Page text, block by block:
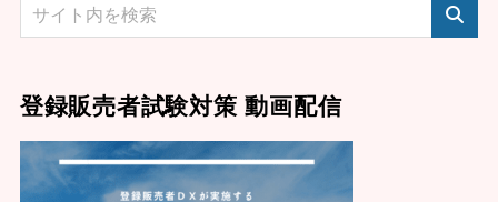
登録販売者試験対策 動画配信